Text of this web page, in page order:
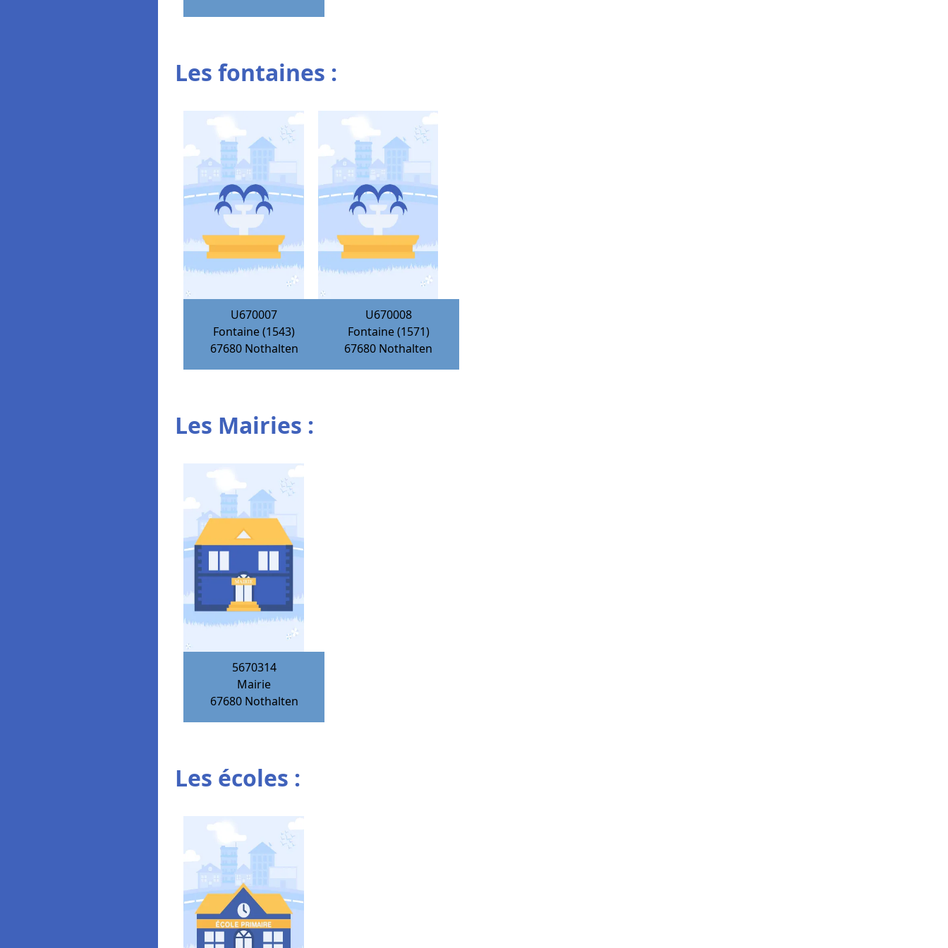
Les fontaines :
U670007
Fontaine (1543)
67680 Nothalten
U670008
Fontaine (1571)
67680 Nothalten
Les Mairies :
5670314
Mairie
67680 Nothalten
Les écoles :